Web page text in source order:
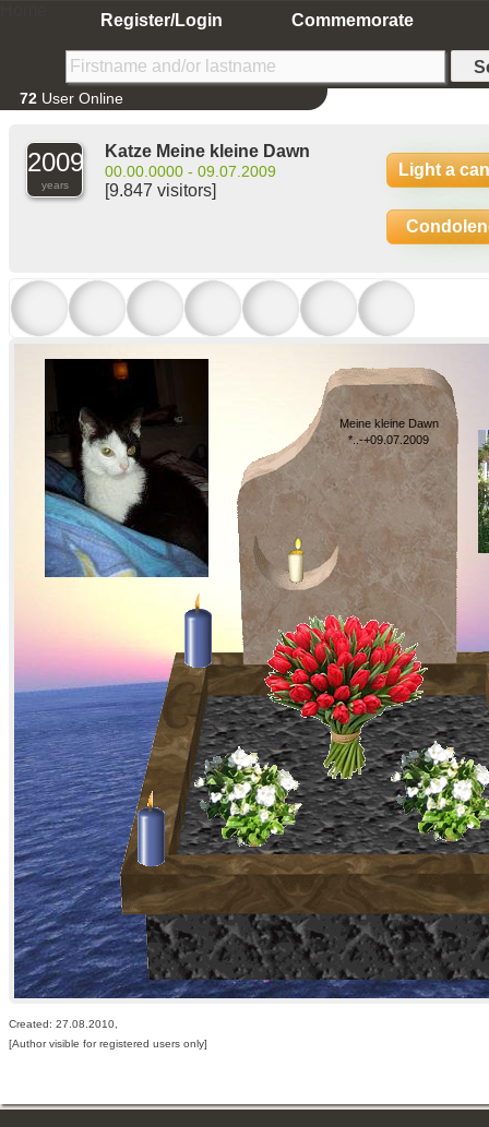
Register/Login Commemorate
72 User Online
2009
years
Katze Meine kleine Dawn
00.00.0000 - 09.07.2009
[9.847 visitors]
Light a
Meine kleine Dawn
*..-+09.07.2009
Created: 27.08.2010,
[Author visible for registered users only]